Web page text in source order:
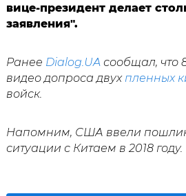
вице-президент делает
заявления".
Ранее Dialog.UAсообщал, что
видео допроса двух пленных
войск.
Напомним, США ввели
ситуации с Китаем в 2018 году.